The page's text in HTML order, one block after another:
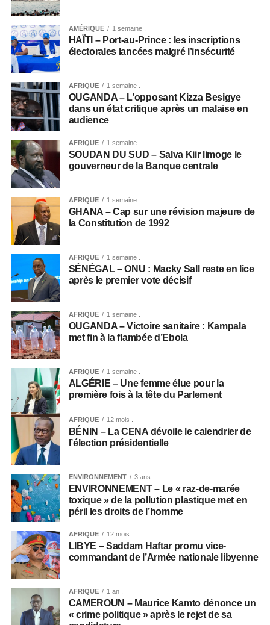
AMÉRIQUE 1 semaine .
HAÏTI – Port-au-Prince : les inscriptions
électorales lancées malgré l’insécurité
AFRIQUE 1 semaine .
OUGANDA – L’opposant Kizza Besigye
dans un état critique après un malaise en
audience
AFRIQUE 1 semaine .
SOUDAN DU SUD – Salva Kiir limoge le
gouverneur de la Banque centrale
AFRIQUE 1 semaine .
GHANA – Cap sur une révision majeure de
la Constitution de 1992
AFRIQUE 1 semaine .
SÉNÉGAL – ONU : Macky Sall reste en lice
après le premier vote décisif
AFRIQUE 1 semaine .
OUGANDA – Victoire sanitaire : Kampala
met fin à la flambée d’Ebola
AFRIQUE 1 semaine .
ALGÉRIE – Une femme élue pour la
première fois à la tête du Parlement
AFRIQUE 12 mois .
BÉNIN – La CENA dévoile le calendrier de
l’élection présidentielle
ENVIRONNEMENT 3 ans .
ENVIRONNEMENT – Le « raz-de-marée
toxique » de la pollution plastique met en
péril les droits de l’homme
AFRIQUE 12 mois .
LIBYE – Saddam Haftar promu vice-
commandant de l’Armée nationale libyenne
AFRIQUE 1 an .
CAMEROUN – Maurice Kamto dénonce un
« crime politique » après le rejet de sa